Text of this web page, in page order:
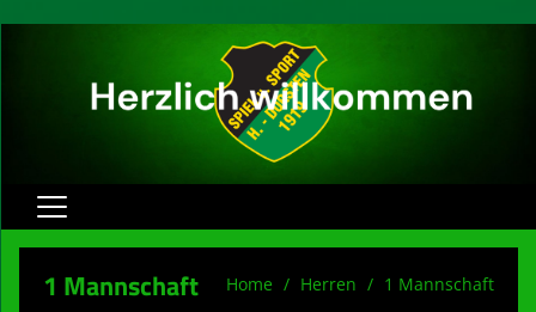
Home
1 Mannschaft Home Herren 1 Mannschaft